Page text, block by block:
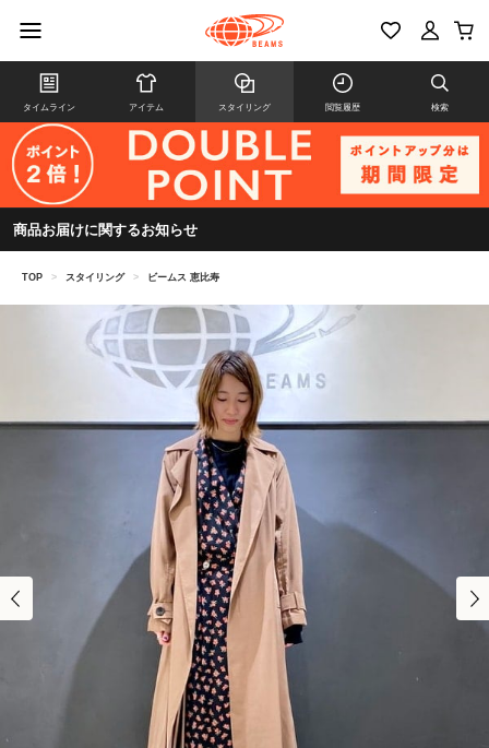
タイムライン アイテム スタイリング 閲覧履歴 検索
商品お届けに関するお知らせ
TOP > スタイリング > ビームス 恵比寿